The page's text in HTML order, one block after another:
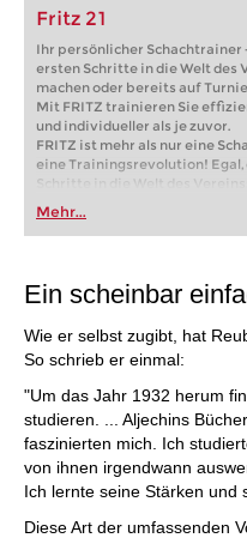
Fritz 21
Ihr persönlicher Schachtrainer
ersten Schritte in die Welt des
machen oder bereits auf
Mit FRITZ trainieren Sie
und individueller als je zuvor.
FRITZ ist mehr als nur eine
eine Trainingsrevolution! Egal,
Schritte in die Welt des
oder bereits auf Turnierniveau
FRITZ trainieren Sie
individueller als je zuvor.
Mehr...
Ein scheinbar
Wie er selbst zugibt, hat
So schrieb er einmal:
"Um das Jahr 1932 herum
studieren. ... Aljechins
faszinierten mich. Ich
von ihnen irgendwann
Ich lernte seine Stärken und
Diese Art der umfassenden